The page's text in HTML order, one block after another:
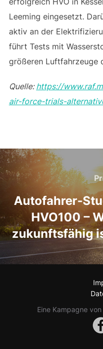
Leeming eingesetzt.
aktiv an der
führt Tests mit
größeren Luftfahrzeuge
Quelle: https://
air-force-trials-
Autofahrer-
HVO100 –
zukunftsfähig
Eine Kampagne von